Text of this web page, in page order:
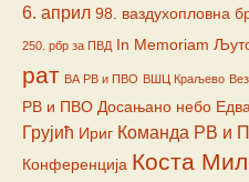
6. април 98. ваздухопловна
250. рбр за ПВД In Memoriam
рат ВА РВ и ПВО ВШЦ Краљево
РВ и ПВО Досањано небо
Грујић Ириг Команда РВ и
Конференција Коста